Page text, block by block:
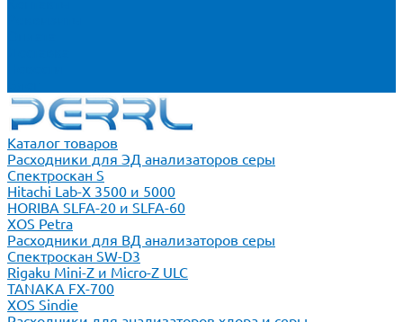
Каталог товаров
Расходники для ЭД анализаторов серы
Спектроскан S
Hitachi Lab-X 3500 и 5000
HORIBA SLFA-20 и SLFA-60
XOS Petra
Расходники для ВД анализаторов серы
Спектроскан SW-D3
Rigaku Mini-Z и Micro-Z ULC
TANAKA FX-700
XOS Sindie